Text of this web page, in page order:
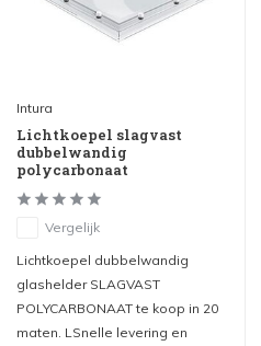
Intura
Lichtkoepel slagvast
dubbelwandig
polycarbonaat
Vergelijk
Lichtkoepel dubbelwandig
glashelder SLAGVAST
POLYCARBONAAT te koop in 20
maten. LSnelle levering en